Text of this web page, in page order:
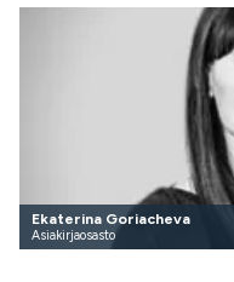
Ekaterina Goriacheva
Asiakirjaosasto